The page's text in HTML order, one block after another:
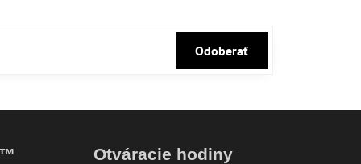
Odoberať
Otváracie hodiny